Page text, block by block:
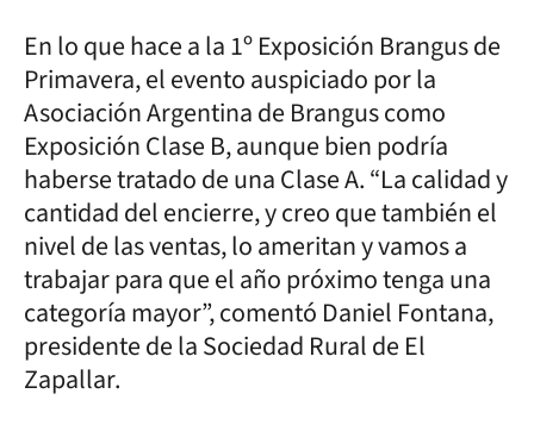
En lo que hace a la 1º Exposición Brangus de
Primavera, el evento auspiciado por la
Asociación Argentina de Brangus como
Exposición Clase B, aunque bien podría
haberse tratado de una Clase A. “La calidad y
cantidad del encierre, y creo que también el
nivel de las ventas, lo ameritan y vamos a
trabajar para que el año próximo tenga una
categoría mayor”, comentó Daniel Fontana,
presidente de la Sociedad Rural de El
Zapallar.